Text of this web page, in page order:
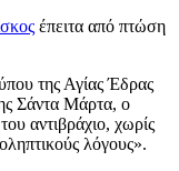
έπειτα από πτώση
της Αγίας Έδρας
Σάντα Μάρτα, ο
αντιβράχιο, χωρίς
λόγους».